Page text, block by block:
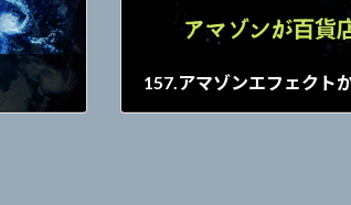
157.アマゾンエフェクト